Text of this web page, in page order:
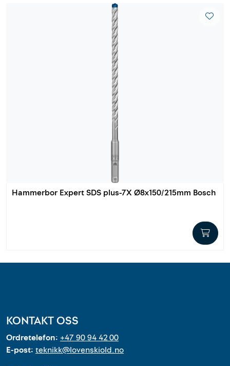
Hammerbor Expert SDS plus-7X Ø8x150/215mm Bosch
KONTAKT OSS
Ordretelefon: +47 90 94 42 00
E-post: teknikk@lovenskiold.no